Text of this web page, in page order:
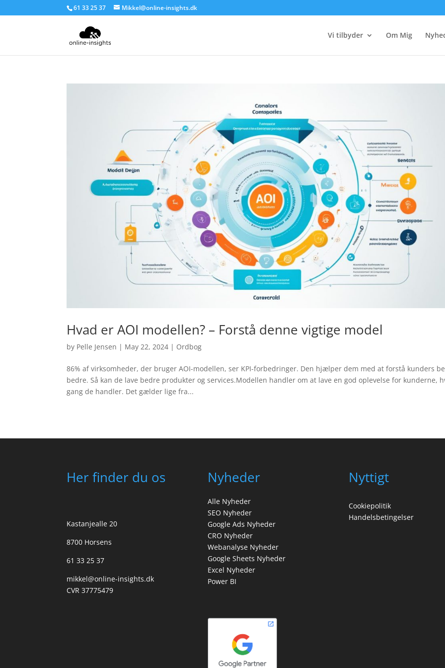
61 33 25 37 Mikkel@online-insights.dk
Vi tilbyder Om Mig
Hvad er AOI modellen? – Forstå denne vigtige model
by Pelle Jensen | May 22, 2024 | Ordbog
86% af virksomheder, der bruger AOI-modellen, ser KPI-forbedringer. Den hjælper dem med at forstå kunders
bedre. Så kan de lave bedre produkter og services.Modellen handler om at lave en god oplevelse for kunderne,
gang de handler. Det gælder lige fra...
Her finder du os
Kastanjealle 20
8700 Horsens
61 33 25 37
mikkel@online-insights.dk
CVR 37775479
Nyheder
Alle Nyheder
SEO Nyheder
Google Ads Nyheder
CRO Nyheder
Webanalyse Nyheder
Google Sheets Nyheder
Excel Nyheder
Power BI
Nyttigt
Cookiepolitik
Handelsbetingelser